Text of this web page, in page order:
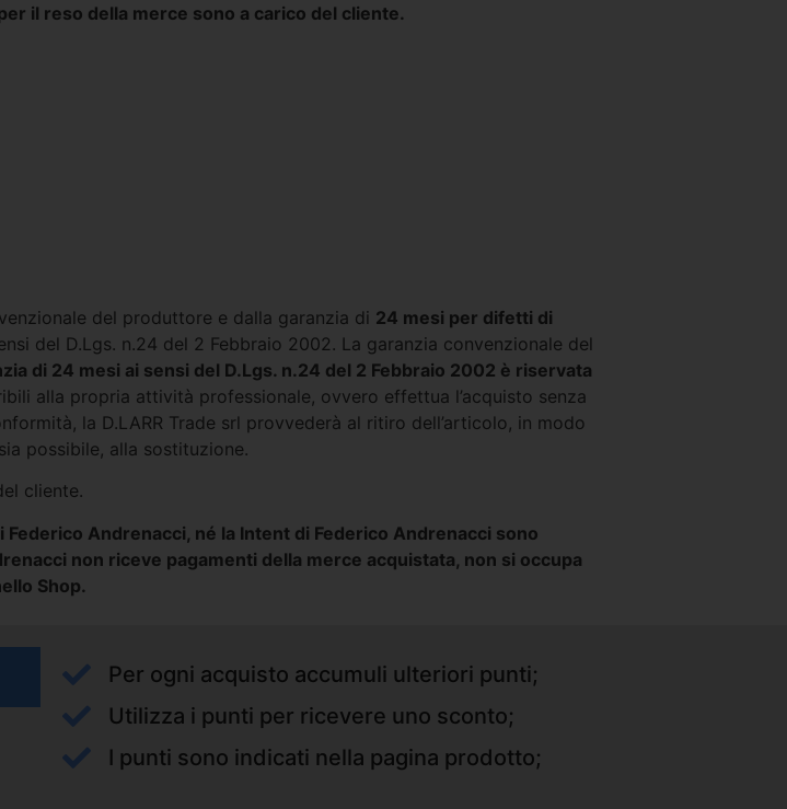
il reso della merce sono a carico del cliente.
del produttore e dalla garanzia di 24 mesi per difetti di
del D.Lgs. n.24 del 2 Febbraio 2002. La garanzia convenzionale del
di 24 mesi ai sensi del D.Lgs. n.24 del 2 Febbraio 2002 è riservata
alla propria attività professionale, ovvero effettua l’acquisto senza
la D.LARR Trade srl provvederà al ritiro dell’articolo, in modo
possibile, alla sostituzione.
cliente.
Andrenacci, né la Intent di Federico Andrenacci sono
non riceve pagamenti della merce acquistata, non si occupa
Shop.
Per ogni acquisto accumuli ulteriori punti;
Utilizza i punti per ricevere uno sconto;
I punti sono indicati nella pagina prodotto;